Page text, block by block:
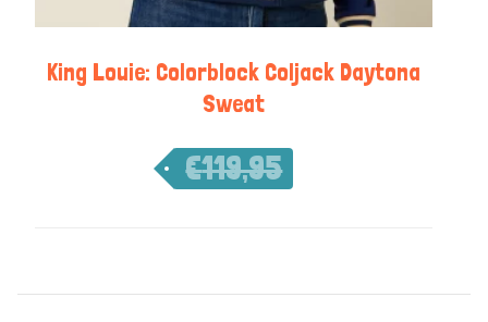
King Louie: Colorblock Coljack Daytona
Sweat
€119,95